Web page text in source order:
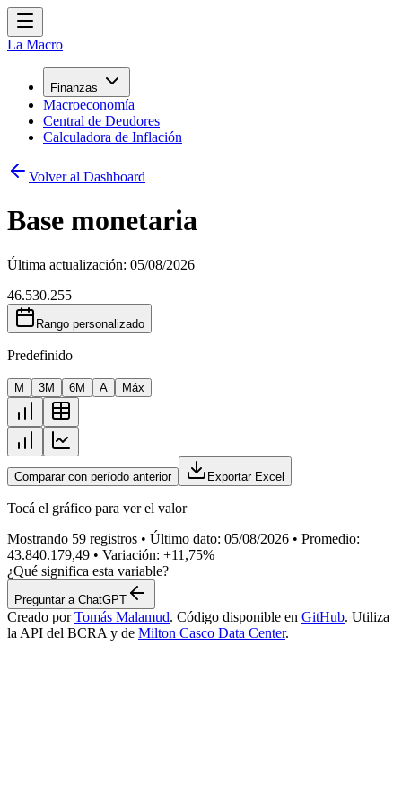
La Macro
Finanzas
Macroeconomía
Central de Deudores
Calculadora de Inflación
Volver al Dashboard
Base monetaria
Última actualización: 05/08/2026
46.530.255
Rango personalizado
Predefinido
M 3M 6M A Máx
Comparar con período anterior Exportar Excel
Tocá el gráfico para ver el valor
Mostrando 59 registros • Último dato: 05/08/2026 • Promedio:
43.840.179,49 • Variación: +11,75%
¿Qué significa esta variable?
Preguntar a ChatGPT
Creado por Tomás Malamud. Código disponible en GitHub. Utiliza
la API del BCRA y de Milton Casco Data Center.